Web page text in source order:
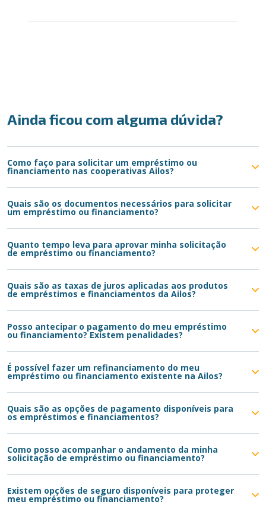
Ainda ficou com alguma dúvida?
Como faço para solicitar um empréstimo ou
financiamento nas cooperativas Ailos?
Quais são os documentos necessários para solicitar
um empréstimo ou financiamento?
Quanto tempo leva para aprovar minha solicitação
de empréstimo ou financiamento?
Quais são as taxas de juros aplicadas aos produtos
de empréstimos e financiamentos da Ailos?
Posso antecipar o pagamento do meu empréstimo
ou financiamento? Existem penalidades?
É possível fazer um refinanciamento do meu
empréstimo ou financiamento existente na Ailos?
Quais são as opções de pagamento disponíveis para
os empréstimos e financiamentos?
Como posso acompanhar o andamento da minha
solicitação de empréstimo ou financiamento?
Existem opções de seguro disponíveis para proteger
meu empréstimo ou financiamento?